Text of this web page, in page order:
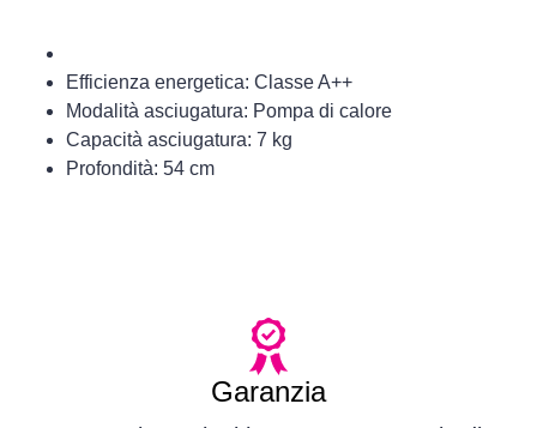
Efficienza energetica: Classe A++
Modalità asciugatura: Pompa di calore
Capacità asciugatura: 7 kg
Profondità: 54 cm
Garanzia